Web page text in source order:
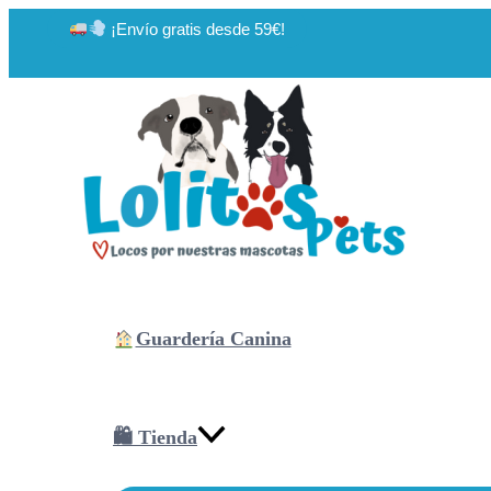
¡Envío gratis desde 59€!
Guardería Canina
🛍 Tienda